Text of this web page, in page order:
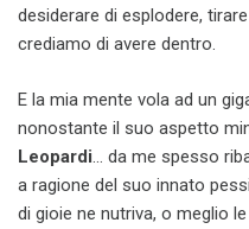
desiderare di esplodere,
crediamo di avere dentro.
E la mia mente vola ad un
nonostante il suo aspetto
Leopardi … da me spesso
a ragione del suo innato
di gioie ne nutriva, o meglio le